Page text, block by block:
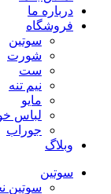
درباره ما
فروشگاه
سوتین
شورت
ست
نیم تنه
مایو
لباس
جوراب
وبلاگ
سوتین
سوتین